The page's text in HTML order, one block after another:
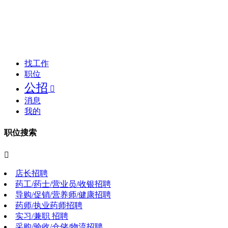
找工作
职位
公招 
消息
我的
职位搜索

店长招聘
药工/药士/营业员/收银招聘
导购/促销/营养师/健康招聘
药师/执业药师招聘
实习/兼职 招聘